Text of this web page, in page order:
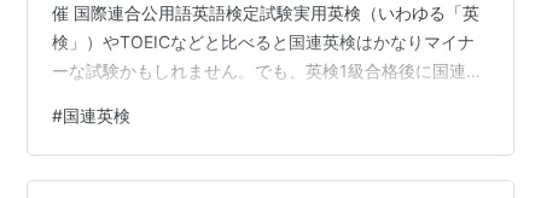
催 国際連合公用語英語検定試験実用英検（いわゆる「英
検」）やTOEICなどと比べると国連英検はかなりマイナ
ーな試験かもしれません。でも、英検1級合格後に国連英
す。 私は短大時代に軽い気持ちで1度だけC級を受けたき
りです。もう30年くらい前ですので受験のきっかけは覚
えていませんが、おそらく本屋さんで問題集やポスター
#国連英検